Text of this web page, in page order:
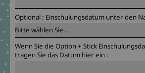
Optional : Einschulungsdatum unter den
Wenn Sie die Option + Stick
tragen Sie das Datum hier ein :